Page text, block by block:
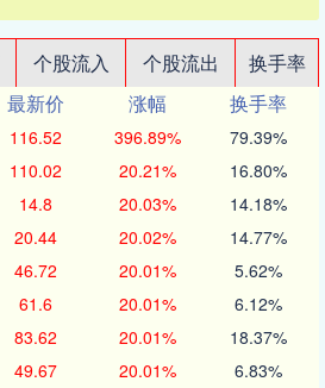
个股流入 个股流出
换手率
最新价 涨幅
换手率
116.52 396.89% 79.39%
110.02 20.21% 16.80%
14.8 20.03% 14.18%
20.44 20.02% 14.77%
46.72 20.01% 5.62%
61.6 20.01% 6.12%
83.62 20.01% 18.37%
49.67 20.01% 6.83%